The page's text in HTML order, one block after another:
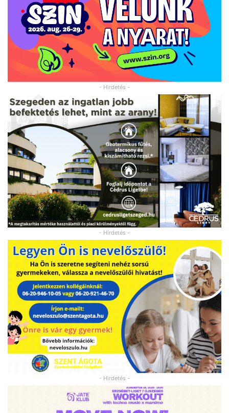
- Hirdetés -
- Hirdetés -
- Hirdetés -